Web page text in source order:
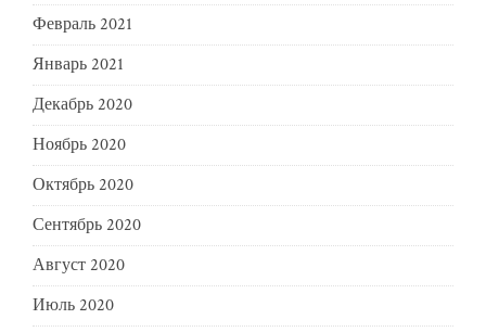
Февраль 2021
Январь 2021
Декабрь 2020
Ноябрь 2020
Октябрь 2020
Сентябрь 2020
Август 2020
Июль 2020